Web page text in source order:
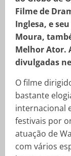
Filme de
Inglesa, e
Moura,
Melhor Ator.
divulgadas
O filme
bastante
internacional
festivais por
atuação de
com vários